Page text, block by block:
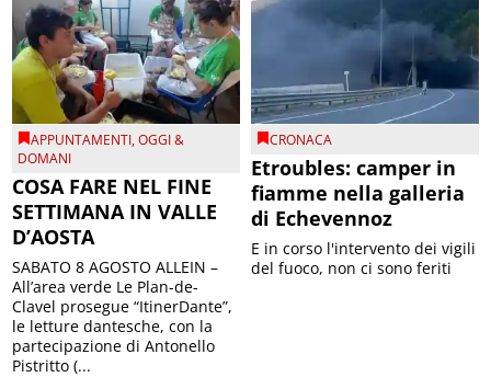
APPUNTAMENTI,OGGI &
DOMANI
COSA FARE NEL FINE
SETTIMANA IN VALLE
D’AOSTA
SABATO 8 AGOSTO ALLEIN –
All’area verde Le Plan-de-
Clavel prosegue “ItinerDante”,
le letture dantesche, con la
partecipazione di Antonello
Pistritto (...
CRONACA
Etroubles: camper in
fiamme nella galleria
di Echevennoz
E in corso l'intervento dei vigili
del fuoco, non ci sono feriti